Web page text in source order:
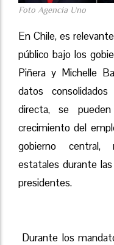
Foto Agencia Uno
En Chile, es
público bajo los
Piñera y Michelle
datos
directa, se
crecimiento del
gobierno central,
estatales durante
presidentes.
Durante los